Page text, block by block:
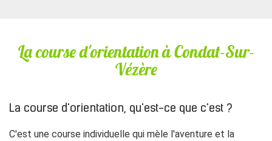
La course d'orientation à Condat-Sur-
Vézère
La course d'orientation, qu'est-ce que c'est ?
C'est une course individuelle qui mèle l'aventure et la